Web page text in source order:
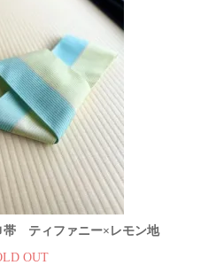
ティファニー×レモン地
OUT